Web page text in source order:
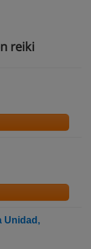
reiki
Unidad,